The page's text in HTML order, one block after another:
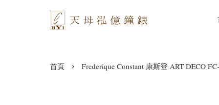
首頁 › Frederique Constant 康斯登 ART DECO